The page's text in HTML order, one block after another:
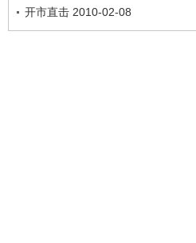
开市直击 2010-02-08